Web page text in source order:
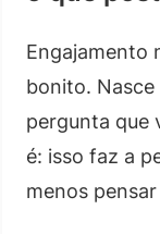
Engajamento
bonito.
pergunta que
é: isso faz a
menos